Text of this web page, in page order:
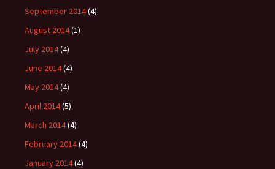
September 2014(4)
August 2014(1)
July 2014(4)
June 2014(4)
May 2014(4)
April 2014(5)
March 2014(4)
February 2014(4)
January 2014(4)